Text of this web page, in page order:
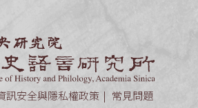
訊安全與隱私權政策
常見問題